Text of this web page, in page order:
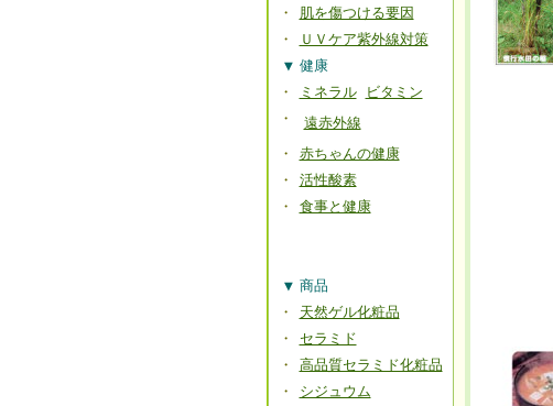
・
肌を傷つける要因
・
ＵＶケア紫外線対策
▼ 健康
・
ミネラル
ビタミン
・
遠赤外線
・
赤ちゃんの健康
・
活性酸素
・
食事と健康
▼ 商品
・
天然ゲル化粧品
・
セラミド
・
高品質セラミド化粧品
・
シジュウム